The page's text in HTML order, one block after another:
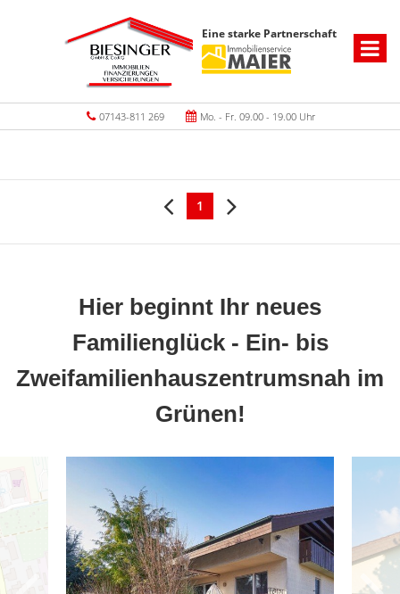
Eine starke Partnerschaft
07143-811 269 Mo. - Fr. 09.00 - 19.00 Uhr
1
Hier beginnt Ihr neues
Familienglück - Ein- bis
Zweifamilienhauszentrumsnah im
Grünen!